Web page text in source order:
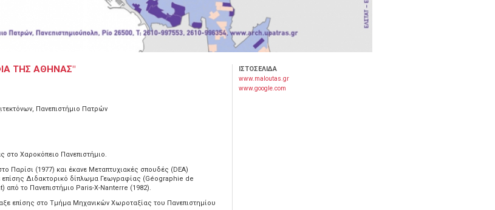
ΤΗΣ ΑΘΗΝΑΣ"
Πανεπιστήμιο Πατρών
Χαροκόπειο Πανεπιστήμιο.
Παρίσι (1977) και έκανε Μεταπτυχιακές σπουδές (DΕΑ)
Διδακτορικό δίπλωμα Γεωγραφίας (Géographie de
το Πανεπιστήμιο Ρaris-Χ-Νanterre (1982).
επίσης στο Τμήμα Μηχανικών Χωροταξίας του Πανεπιστημίου
ΙΣΤΟΣΕΛΙΔΑ
www.maloutas.gr
www.google.com